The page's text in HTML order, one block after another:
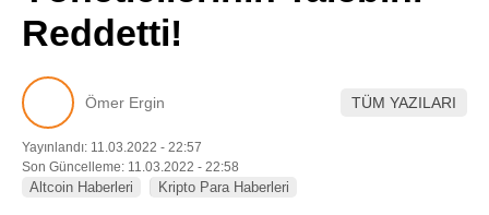
Reddetti!
Ömer Ergin TÜM YAZILARI
Yayınlandı: 11.03.2022 - 22:57
Son Güncelleme: 11.03.2022 - 22:58
Altcoin Haberleri Kripto Para Haberleri